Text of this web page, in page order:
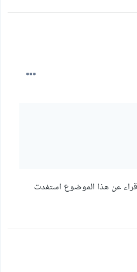
عن هذا الموضوع استفدت